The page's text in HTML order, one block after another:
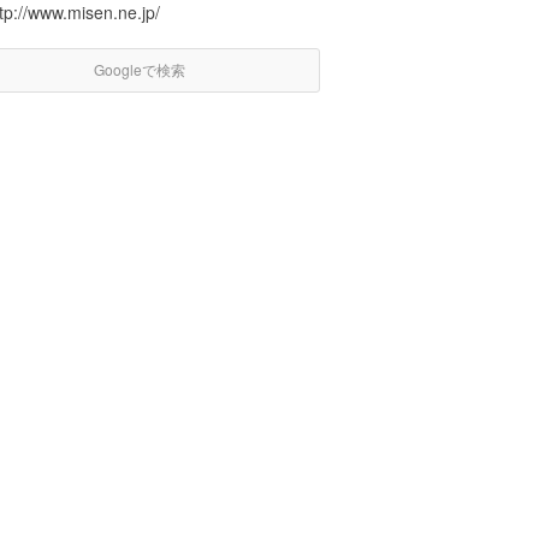
www.misen.ne.jp/
Googleで検索